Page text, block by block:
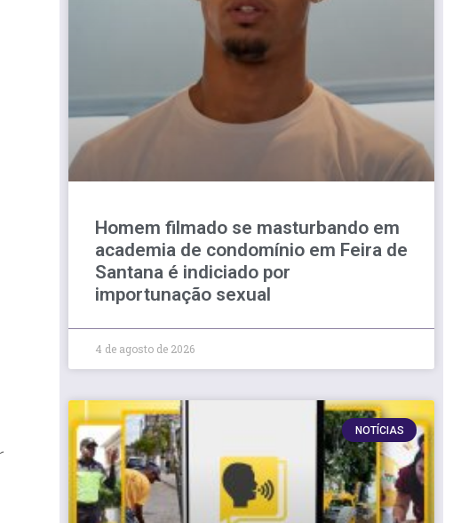
Homem filmado se masturbando em
academia de condomínio em Feira de
Santana é indiciado por
importunação sexual
4 de agosto de 2026
NOTÍCIAS